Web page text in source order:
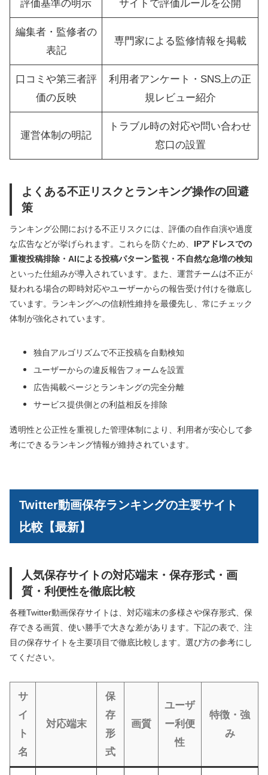
評価基準の明示 サイトで評価ルールを公開
編集者・監修者の
表記
専門家による監修情報を掲載
口コミや第三者評
価の反映
利用者アンケート・SNS上の正
規レビュー紹介
運営体制の明記
トラブル時の対応や問い合わせ
窓口の設置
よくある不正リスクとランキング操作の回避
策
ランキング公開における不正リスクには、評価の自作自演や過度
な広告などが挙げられます。これらを防ぐため、 IPアドレスでの
重複投稿排除・AIによる投稿パターン監視・不自然な急増の検知
といった仕組みが導入されています。また、運営チームは不正が
疑われる場合の即時対応やユーザーからの報告受け付けを徹底し
ています。ランキングへの信頼性維持を最優先し、常にチェック
体制が強化されています。
独自アルゴリズムで不正投稿を自動検知
ユーザーからの違反報告フォームを設置
広告掲載ページとランキングの完全分離
サービス提供側との利益相反を排除
透明性と公正性を重視した管理体制により、利用者が安心して参
考にできるランキング情報が維持されています。
Twitter動画保存ランキングの主要サイト
比較【最新】
人気保存サイトの対応端末・保存形式・画
質・利便性を徹底比較
各種Twitter動画保存サイトは、対応端末の多様さや保存形式、保
存できる画質、使い勝手で大きな差があります。下記の表で、注
目の保存サイトを主要項目で徹底比較します。選び方の参考にし
てください。
サ
イ
ト
名
対応端末
保
存
形
式
画質
ユーザ
ー利便
性
特徴・強
み